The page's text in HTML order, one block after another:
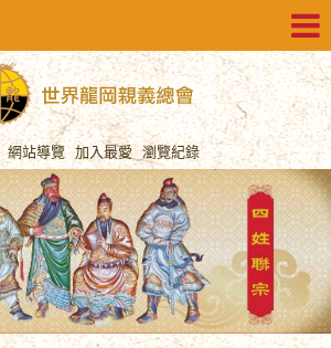
網站導覽 加入最愛 瀏覽紀錄